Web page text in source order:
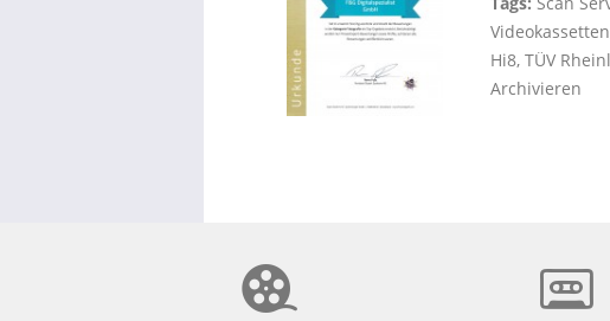
Videokassetten
Hi8,TÜV
Archivieren